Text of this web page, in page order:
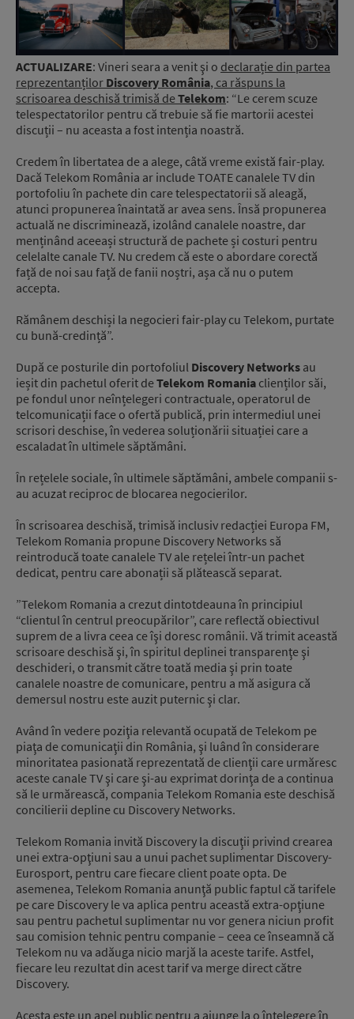
ACTUALIZARE: Vineri seara a venit şi o declarație din partea
reprezentanților Discovery România, ca răspuns la
scrisoarea deschisă trimisă deTelekom: “Le cerem scuze
telespectatorilor pentru că trebuie să fie martorii acestei
discuții – nu aceasta a fost intenția noastră.
Credem în libertatea de a alege, câtă vreme există fair-play.
Dacă Telekom România ar include TOATE canalele TV din
portofoliu în pachete din care telespectatorii să aleagă,
atunci propunerea înaintată ar avea sens. Însă propunerea
actuală ne discriminează, izolând canalele noastre, dar
menținând aceeași structură de pachete și costuri pentru
celelalte canale TV. Nu credem că este o abordare corectă
față de noi sau față de fanii noștri, așa că nu o putem
accepta.
Rămânem deschiși la negocieri fair-play cu Telekom, purtate
cu bună-credință”.
După ce posturile din portofoliul Discovery Networks au
ieșit din pachetul oferit deTelekom Romania clienților săi,
pe fondul unor neînțelegeri contractuale, operatorul de
telcomunicații face o ofertă publică, prin intermediul unei
scrisori deschise, în vederea soluționării situației care a
escaladat în ultimele săptămâni.
În rețelele sociale, în ultimele săptămâni, ambele companii s-
au acuzat reciproc de blocarea negocierilor.
În scrisoarea deschisă, trimisă inclusiv redacției Europa FM,
Telekom Romania propune Discovery Networks să
reintroducă toate canalele TV ale rețelei într-un pachet
dedicat, pentru care abonații să plătească separat.
”Telekom Romania a crezut dintotdeauna în principiul
“clientul în centrul preocupărilor”, care reflectă obiectivul
suprem de a livra ceea ce îşi doresc românii. Vă trimit această
scrisoare deschisă şi, în spiritul deplinei transparenţe şi
deschideri, o transmit către toată media şi prin toate
canalele noastre de comunicare, pentru a mă asigura că
demersul nostru este auzit puternic şi clar.
Având în vedere poziţia relevantă ocupată de Telekom pe
piaţa de comunicaţii din România, şi luând în considerare
minoritatea pasionată reprezentată de clienţii care urmăresc
aceste canale TV şi care şi-au exprimat dorinţa de a continua
să le urmărească, compania Telekom Romania este deschisă
concilierii depline cu Discovery Networks.
Telekom Romania invită Discovery la discuţii privind crearea
unei extra-opţiuni sau a unui pachet suplimentar Discovery-
Eurosport, pentru care fiecare client poate opta. De
asemenea, Telekom Romania anunţă public faptul că tarifele
pe care Discovery le va aplica pentru această extra-opţiune
sau pentru pachetul suplimentar nu vor genera niciun profit
sau comision tehnic pentru companie – ceea ce înseamnă că
Telekom nu va adăuga nicio marjă la aceste tarife. Astfel,
fiecare leu rezultat din acest tarif va merge direct către
Discovery.
Acesta este un apel public pentru a ajunge la o înţelegere în